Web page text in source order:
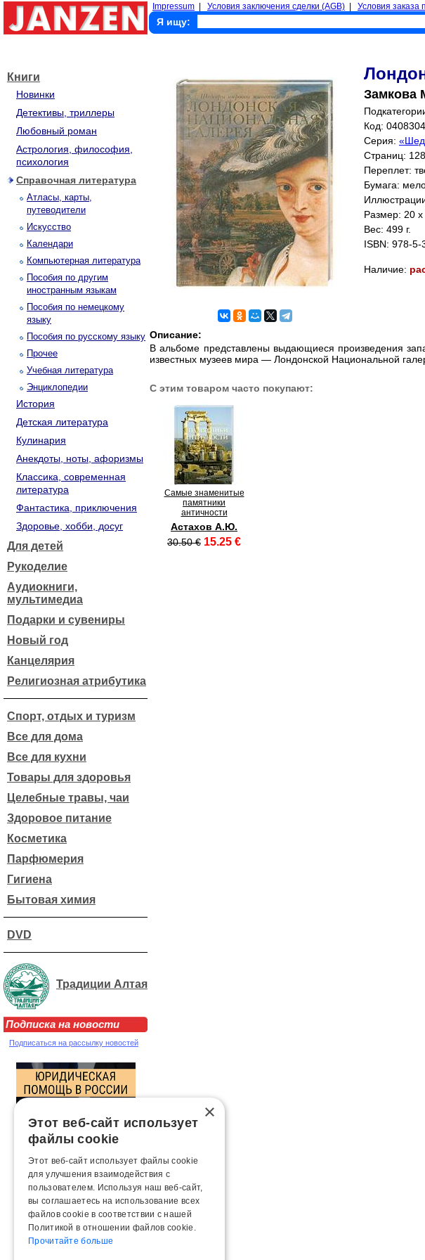
Impressum Условия заключения сделки (AGB) Условия заказа
Я ищу:
Книги
Новинки
Детективы, триллеры
Любовный роман
Астрология, философия,
психология
Справочная литература
Атласы, карты,
путеводители
Искусство
Календари
Компьютерная литература
Пособия по другим
иностранным языкам
Пособия по немецкому
языку
Пособия по русскому языку
Прочее
Учебная литература
Энциклопедии
История
Детская литература
Кулинария
Анекдоты, ноты, афоризмы
Классика, современная
литература
Фантастика, приключения
Здоровье, хобби, досуг
Для детей
Рукоделие
Аудиокниги,
мультимедиа
Подарки и сувениры
Новый год
Канцелярия
Религиозная атрибутика
Спорт, отдых и туризм
Все для дома
Все для кухни
Товары для здоровья
Целебные травы, чаи
Здоровое питание
Косметика
Парфюмерия
Гигиена
Бытовая химия
DVD
Традиции Алтая
Подписка на новости
Подписаться на рассылку новостей
Замкова
Код:
Серия:
Страниц: 128
Переплет:
Бумага:
Размер: 20
Вес: 499 г.
ISBN: 978-5-
Наличие:
Описание:
В альбоме представлены выдающиеся произведения
известных музеев мира — Лондонской Национальной
С этим товаром часто покупают:
Самые знаменитые
памятники
античности
Астахов А.Ю.
30.50 € 15.25 €
×
Этот веб-сайт использует
файлы cookie
Этот веб-сайт использует файлы cookie
для улучшения взаимодействия с
пользователем. Используя наш веб-сайт,
вы соглашаетесь на использование всех
файлов cookie в соответствии с нашей
Политикой в ​​отношении файлов cookie.
Прочитайте больше